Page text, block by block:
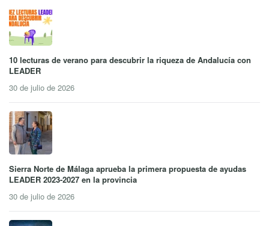
10 lecturas de verano para descubrir la riqueza de Andalucía con
LEADER
30 de julio de 2026
Sierra Norte de Málaga aprueba la primera propuesta de ayudas
LEADER 2023-2027 en la provincia
30 de julio de 2026